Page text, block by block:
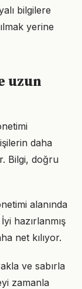
bilgilere
yerine
uzun
daha
Bilgi, doğru
alanında
hazırlanmış
net kılıyor.
ve sabırla
zamanla